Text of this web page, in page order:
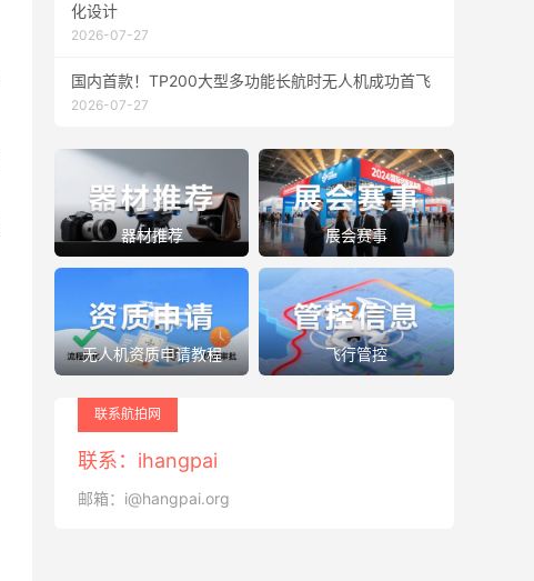
化设计
2026-07-27
国内首款！TP200大型多功能长航时无人机成功首飞
2026-07-27
器材推荐 展会赛事
无人机资质申请教程 飞行管控
联系航拍网
联系：ihangpai
邮箱：i@hangpai.org